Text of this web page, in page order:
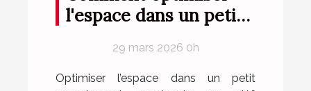
l'espace dans un petit
29 mars 2026 0h
Optimiser l’espace dans un petit